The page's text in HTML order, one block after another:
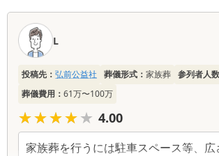
ます と言ったあと ガチャっと切られ
なかった。…電話は、一般的にかけた
のではないのか？
L
投稿先： 弘前公益社 葬儀形式： 家族葬 参列者人
葬儀費用： 61万〜100万
★★★★★
★★★★★ 4.00
家族葬を行うには駐車スペース等、広